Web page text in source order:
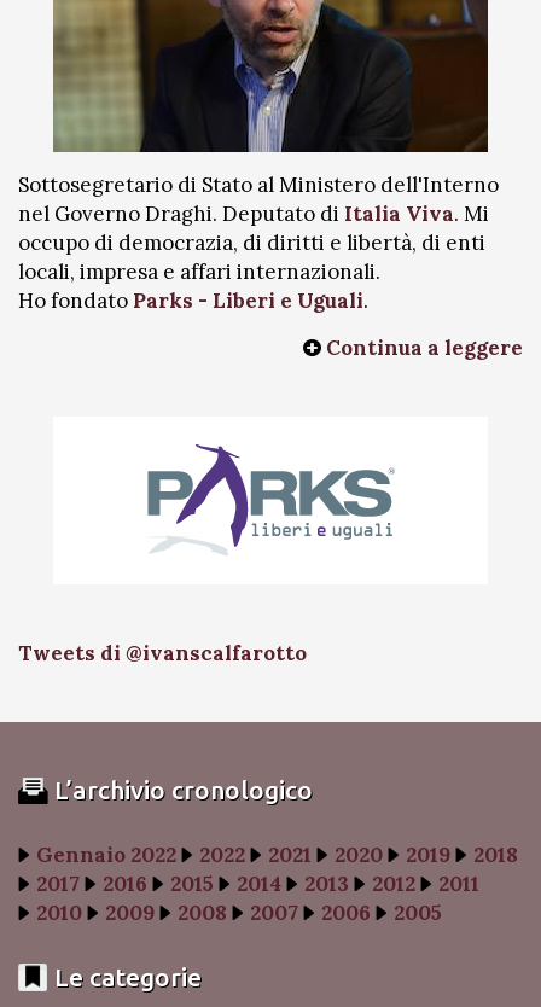
Sottosegretario di Stato al Ministero dell'Interno
nel Governo Draghi. Deputato di Italia Viva. Mi
occupo di democrazia, di diritti e libertà, di enti
locali, impresa e affari internazionali.
Ho fondato Parks - Liberi e Uguali.
Continua a leggere
Tweets di @ivanscalfarotto
L’archivio cronologico
Gennaio 2022 2022 2021 2020 2019
2018
2017
2016 2015 2014 2013 2012
2011
2010
2009 2008 2007 2006 2005
Le categorie